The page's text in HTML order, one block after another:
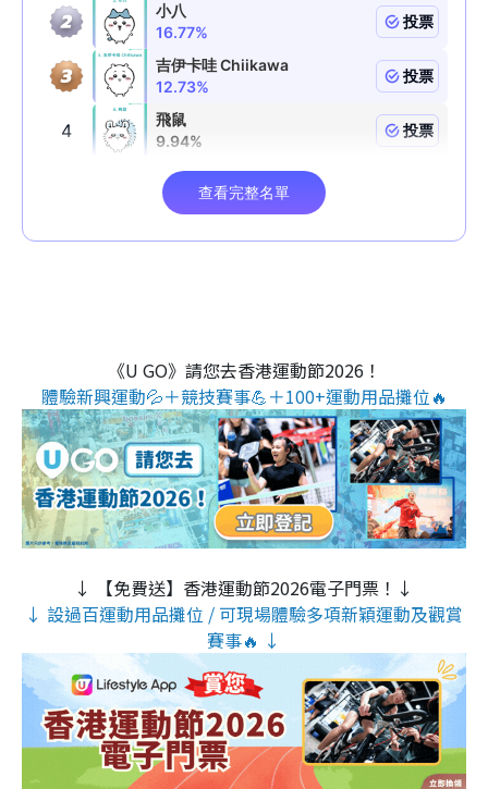
《U GO》請您去香港運動節2026！
體驗新興運動💦＋競技賽事💪＋100+運動用品攤位🔥
↓ 【免費送】香港運動節2026電子門票！↓
↓ 設過百運動用品攤位 / 可現場體驗多項新穎運動及觀賞
賽事🔥 ↓